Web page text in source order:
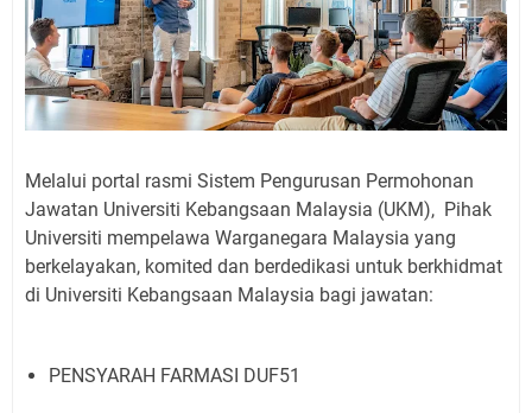
Melalui portal rasmi Sistem Pengurusan Permohonan
Jawatan Universiti Kebangsaan Malaysia (UKM), Pihak
Universiti mempelawa Warganegara Malaysia yang
berkelayakan, komited dan berdedikasi untuk berkhidmat
di Universiti Kebangsaan Malaysia bagi jawatan:
PENSYARAH FARMASI DUF51